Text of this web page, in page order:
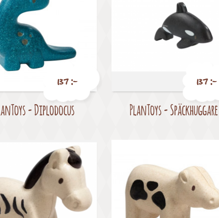
Pris
137 :-
- Diplodocus Pris
137 :-
PlanToys - Späckhuggare